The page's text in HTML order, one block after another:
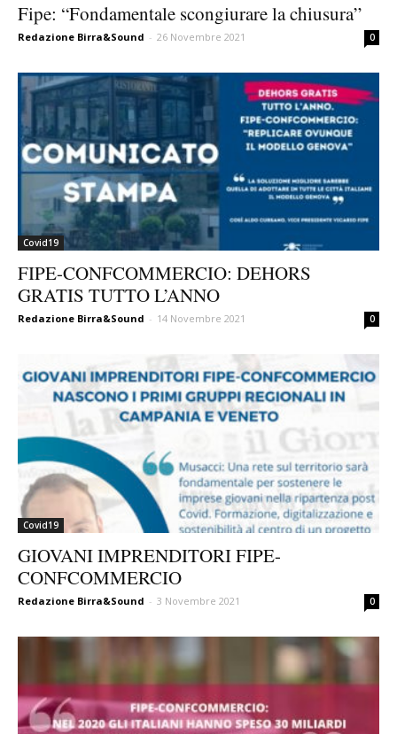
Fipe: “Fondamentale scongiurare la chiusura”
Redazione Birra&Sound - 26 Novembre 2021 0
Covid19
FIPE-CONFCOMMERCIO: DEHORS
GRATIS TUTTO L’ANNO
Redazione Birra&Sound - 14 Novembre 2021 0
Covid19
GIOVANI IMPRENDITORI FIPE-
CONFCOMMERCIO
Redazione Birra&Sound - 3 Novembre 2021 0